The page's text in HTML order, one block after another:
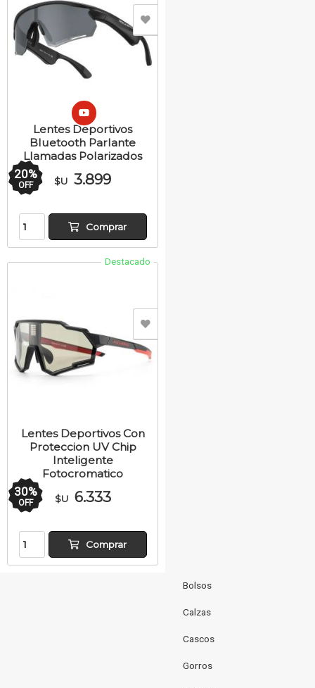
Bolsos
Calzas
Cascos
Gorros
Lentes Deportivos
Bluetooth Parlante
Llamadas Polarizados
20%
OFF $U 3.899
Comprar
Destacado
Lentes Deportivos Con
Proteccion UV Chip
Inteligente
Fotocromatico
30%
OFF $U 6.333
Comprar